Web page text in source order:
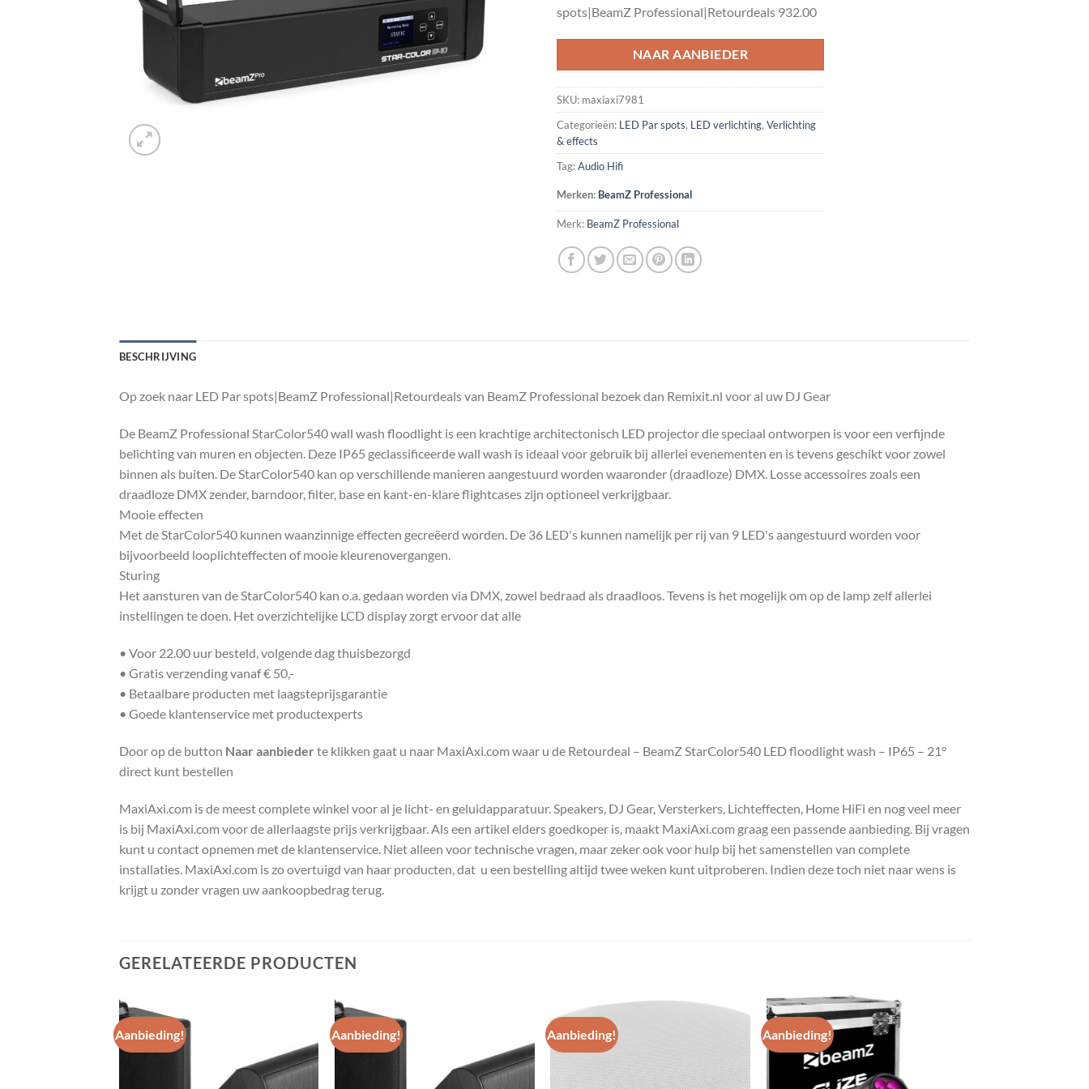
spots|BeamZ Professional|Retourdeals 932.00
NAAR AANBIEDER
SKU: maxiaxi7981
Categorieën: LED Par spots, LED verlichting, Verlichting
& effects
Tag:Audio Hifi
Merken: BeamZ Professional
Merk: BeamZ Professional
BESCHRIJVING
Op zoek naar LED Par spots|BeamZ Professional|Retourdeals van BeamZ Professional bezoek dan Remixit.nl voor al uw DJ Gear
De BeamZ Professional StarColor540 wall wash floodlight is een krachtige architectonisch LED projector die speciaal ontworpen is voor een verfijnde
belichting van muren en objecten. Deze IP65 geclassificeerde wall wash is ideaal voor gebruik bij allerlei evenementen en is tevens geschikt voor zowel
binnen als buiten. De StarColor540 kan op verschillende manieren aangestuurd worden waaronder (draadloze) DMX. Losse accessoires zoals een
draadloze DMX zender, barndoor, filter, base en kant-en-klare flightcases zijn optioneel verkrijgbaar.
Mooie effecten
Met de StarColor540 kunnen waanzinnige effecten gecreëerd worden. De 36 LED's kunnen namelijk per rij van 9 LED's aangestuurd worden voor
bijvoorbeeld looplichteffecten of mooie kleurenovergangen.
Sturing
Het aansturen van de StarColor540 kan o.a. gedaan worden via DMX, zowel bedraad als draadloos. Tevens is het mogelijk om op de lamp zelf allerlei
instellingen te doen. Het overzichtelijke LCD display zorgt ervoor dat alle
• Voor 22.00 uur besteld, volgende dag thuisbezorgd
• Gratis verzending vanaf € 50,-
• Betaalbare producten met laagsteprijsgarantie
• Goede klantenservice met productexperts
Door op de button Naar aanbieder te klikken gaat u naar MaxiAxi.com waar u de Retourdeal – BeamZ StarColor540 LED floodlight wash – IP65 – 21°
direct kunt bestellen
MaxiAxi.com is de meest complete winkel voor al je licht- en geluidapparatuur. Speakers, DJ Gear, Versterkers, Lichteffecten, Home HiFi en nog veel meer
is bij MaxiAxi.com voor de allerlaagste prijs verkrijgbaar. Als een artikel elders goedkoper is, maakt MaxiAxi.com graag een passende aanbieding. Bij vragen
kunt u contact opnemen met de klantenservice. Niet alleen voor technische vragen, maar zeker ook voor hulp bij het samenstellen van complete
installaties. MaxiAxi.com is zo overtuigd van haar producten, dat u een bestelling altijd twee weken kunt uitproberen. Indien deze toch niet naar wens is
krijgt u zonder vragen uw aankoopbedrag terug.
GERELATEERDE PRODUCTEN
Aanbieding!
Toevoegen
aan
Aanbieding!
Toevoegen
aan
Aanbieding!
Toevoegen
aan
Aanbieding!